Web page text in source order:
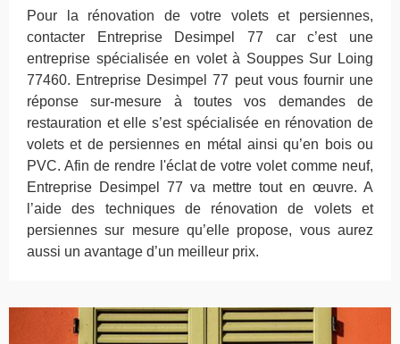
Pour la rénovation de votre volets et persiennes,
contacter Entreprise Desimpel 77 car c’est une
entreprise spécialisée en volet à Souppes Sur Loing
77460. Entreprise Desimpel 77 peut vous fournir une
réponse sur-mesure à toutes vos demandes de
restauration et elle s’est spécialisée en rénovation de
volets et de persiennes en métal ainsi qu’en bois ou
PVC. Afin de rendre l'éclat de votre volet comme neuf,
Entreprise Desimpel 77 va mettre tout en œuvre. A
l’aide des techniques de rénovation de volets et
persiennes sur mesure qu’elle propose, vous aurez
aussi un avantage d’un meilleur prix.